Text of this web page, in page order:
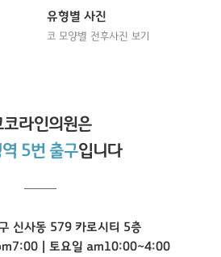
유형별 사진
코 모양별 전후사진 보기
코라인의원은
5번 출구입니다
신사동 579 카로시티 5층
| 토요일 am10:00~4:00